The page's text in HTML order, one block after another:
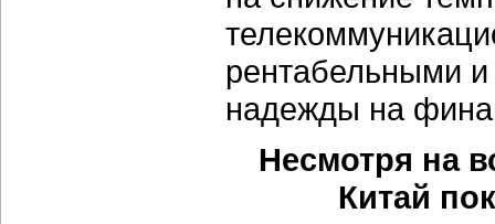
рентабельными
надежды на
Несмотря на
Китай